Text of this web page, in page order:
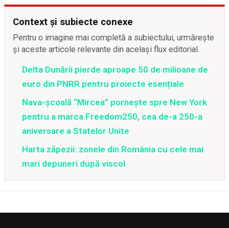
Context și subiecte conexe
Pentru o imagine mai completă a subiectului, urmărește
și aceste articole relevante din același flux editorial.
Delta Dunării pierde aproape 50 de milioane de
euro din PNRR pentru proiecte esențiale
Nava-școală “Mircea” pornește spre New York
pentru a marca Freedom250, cea de-a 250-a
aniversare a Statelor Unite
Harta zăpezii: zonele din România cu cele mai
mari depuneri după viscol